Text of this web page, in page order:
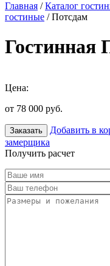
Главная /Каталог
гостиные / Потсдам
Гостинная
Цена:
от 78 000 руб.
Заказать Добавить в
замерщика
Получить расчет